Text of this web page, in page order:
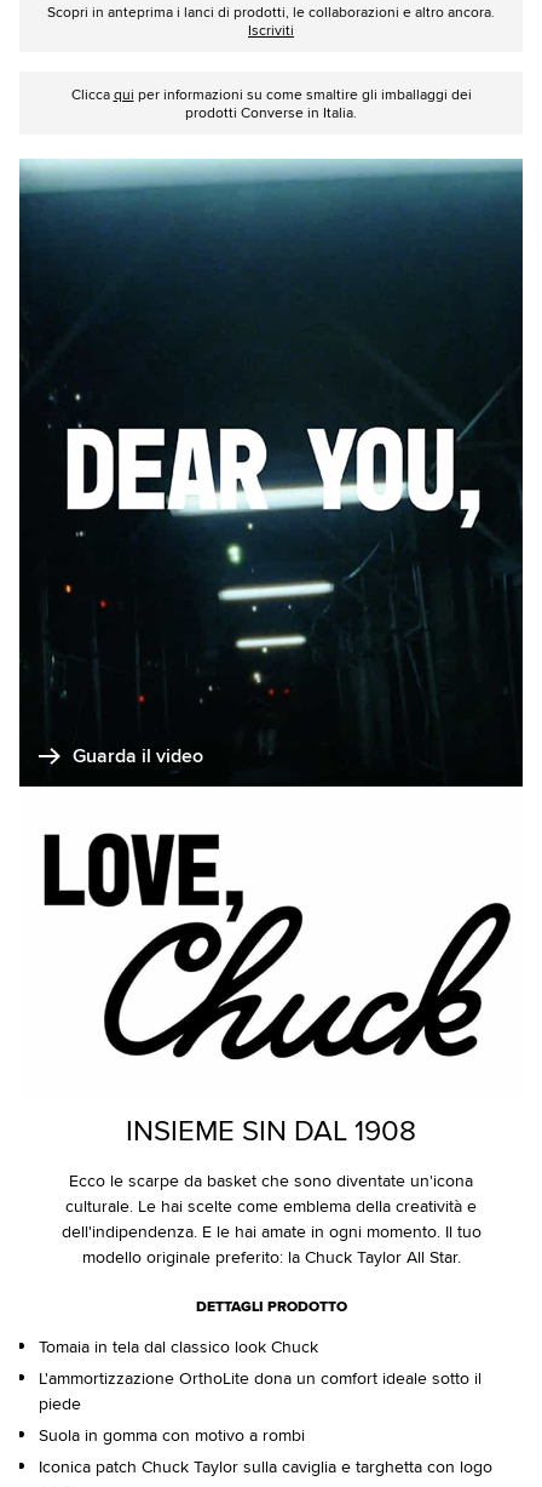
Scopri in anteprima i lanci di prodotti, le collaborazioni e altro ancora.
Iscriviti
Cliccaqui per informazioni su come smaltire gli imballaggi dei
prodotti Converse in Italia.
Guarda il video
INSIEME SIN DAL 1908
Ecco le scarpe da basket che sono diventate un'icona
culturale. Le hai scelte come emblema della creatività e
dell'indipendenza. E le hai amate in ogni momento. Il tuo
modello originale preferito: la Chuck Taylor All Star.
DETTAGLI PRODOTTO
Tomaia in tela dal classico look Chuck
L'ammortizzazione OrthoLite dona un comfort ideale sotto il
piede
Suola in gomma con motivo a rombi
Iconica patch Chuck Taylor sulla caviglia e targhetta con logo